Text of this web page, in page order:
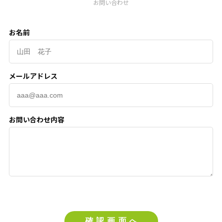
お問い合わせ
お名前
メールアドレス
お問い合わせ内容